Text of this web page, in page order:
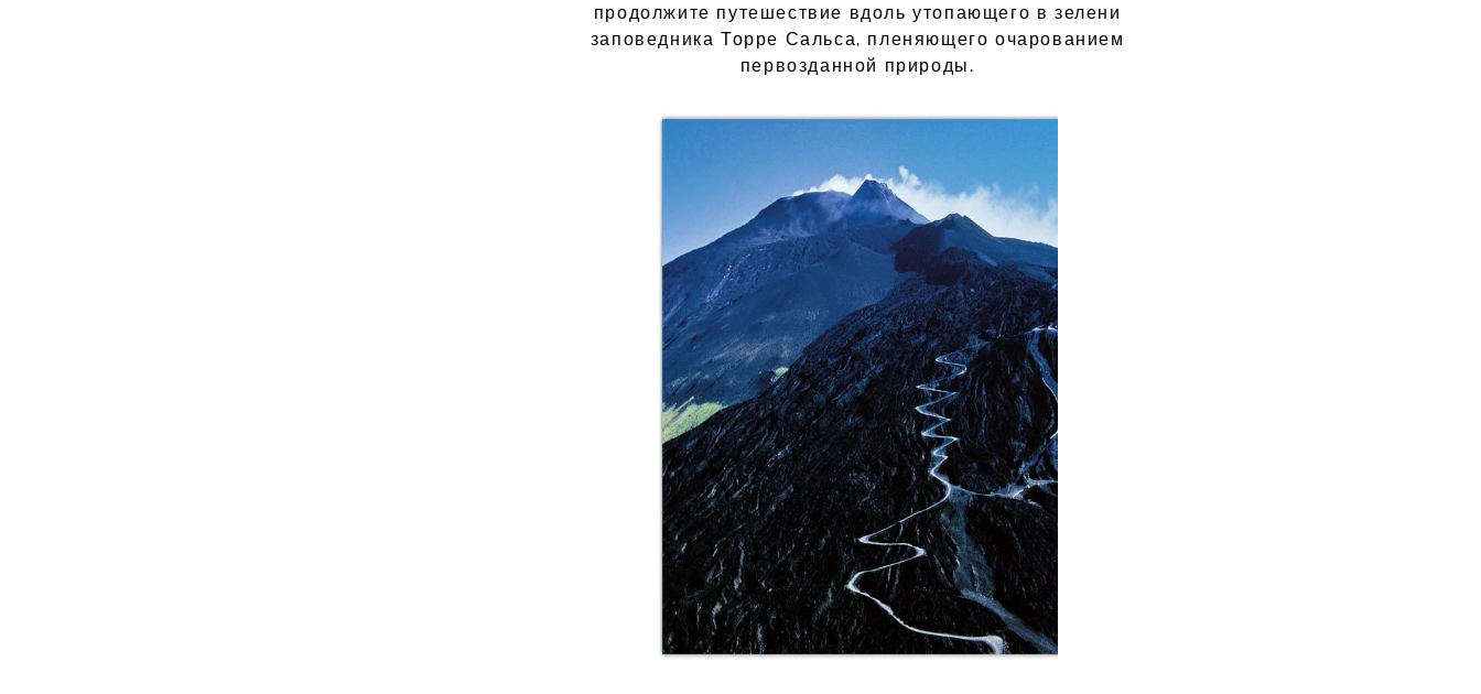
продолжите путешествие вдоль утопающего в зелени
заповедника Торре Сальса, пленяющего очарованием
первозданной природы.